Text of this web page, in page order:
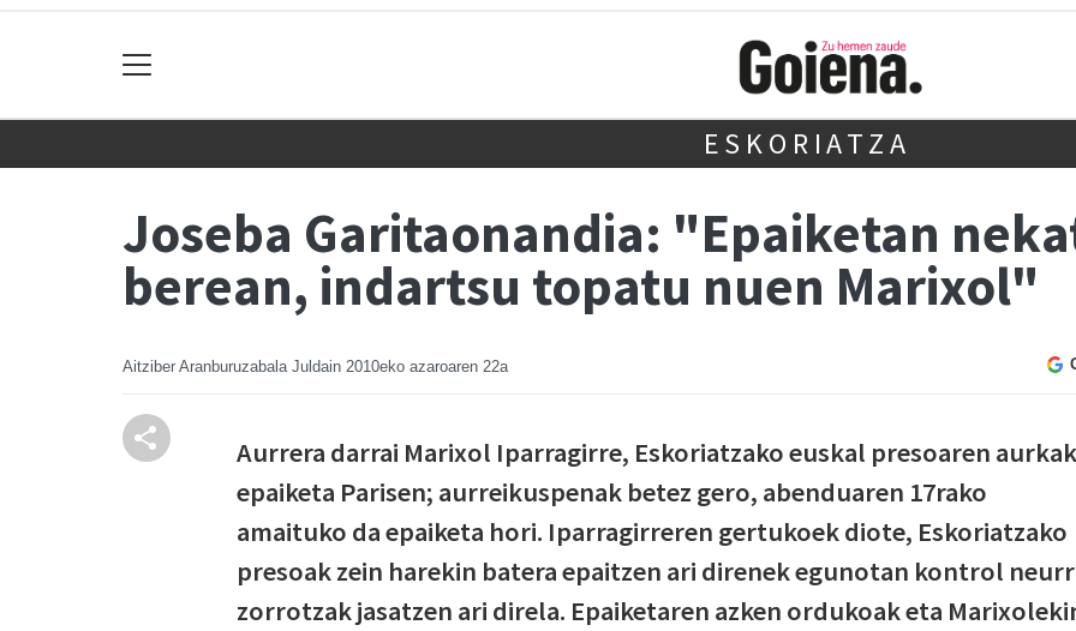
ESKORIATZA
Joseba Garitaonandia: "Epaiketan
berean, indartsu topatu nuen Marixol"
Aitziber Aranburuzabala Juldain 2010eko azaroaren 22a
Aurrera darrai Marixol Iparragirre, Eskoriatzako euskal presoaren
epaiketa Parisen; aurreikuspenak betez gero, abenduaren 17rako
amaituko da epaiketa hori. Iparragirreren gertukoek diote, Eskoriatzako
presoak zein harekin batera epaitzen ari direnek egunotan kontrol
zorrotzak jasatzen ari direla. Epaiketaren azken ordukoak eta